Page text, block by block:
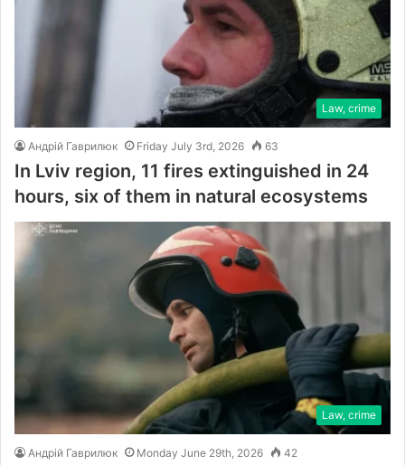
Law, crime
Андрій Гаврилюк Friday July 3rd, 2026 63
In Lviv region, 11 fires extinguished in 24
hours, six of them in natural ecosystems
Law, crime
Андрій Гаврилюк Monday June 29th, 2026 42